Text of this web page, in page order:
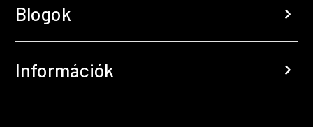
Blogok chevron_right
Információk chevron_right